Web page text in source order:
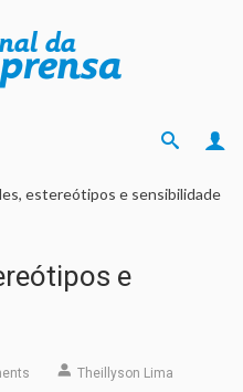
estereótipos e sensibilidade
e
Theillyson Lima